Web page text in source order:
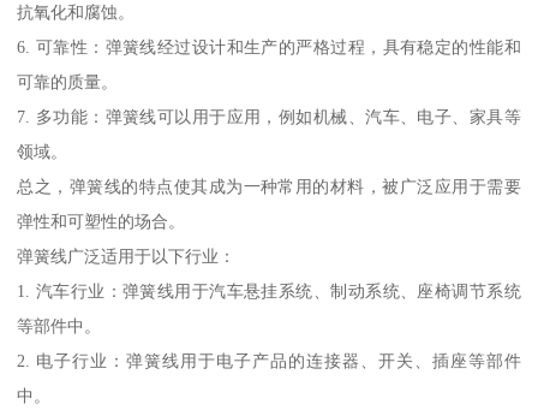
抗氧化和腐蚀。
6. 可靠性：弹簧线经过设计和生产的严格过程，具有稳定的性能和
可靠的质量。
7. 多功能：弹簧线可以用于应用，例如机械、汽车、电子、家具等
领域。
总之，弹簧线的特点使其成为一种常用的材料，被广泛应用于需要
弹性和可塑性的场合。
弹簧线广泛适用于以下行业：
1. 汽车行业：弹簧线用于汽车悬挂系统、制动系统、座椅调节系统
等部件中。
2. 电子行业：弹簧线用于电子产品的连接器、开关、插座等部件
中。